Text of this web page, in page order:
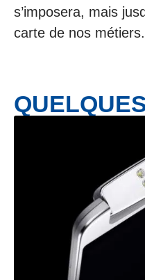
s’imposera, mais
carte de nos métiers.